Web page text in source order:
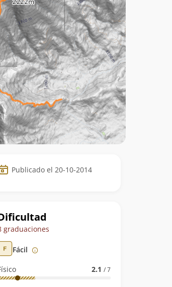
Publicado el 20-10-2014
graduaciones
Fácil
2.1 / 7